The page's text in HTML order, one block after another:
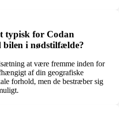
typisk for Codan
i nødstilfælde?
at være fremme inden for
af din geografiske
forhold, men de bestræber sig